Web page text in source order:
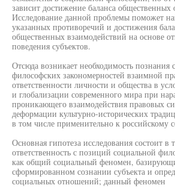
зависит достижение баланса
Исследование данной проблемы поможет
указанных противоречий и достижения
общественных взаимодействий на основе
поведения субъектов.
Отсюда возникает необходимость познания
философских закономерностей взаимной
ответственности личности и общества в
и глобализации современного мира при
проникающего взаимодействия правовых
деформации культурно-исторических
в том числе применительно к российскому
Основная гипотеза исследования состоит в
ответственность с позиций социальной
как общий социальный феномен,
сформированном сознании субъекта и
социальных отношений; данный феномен